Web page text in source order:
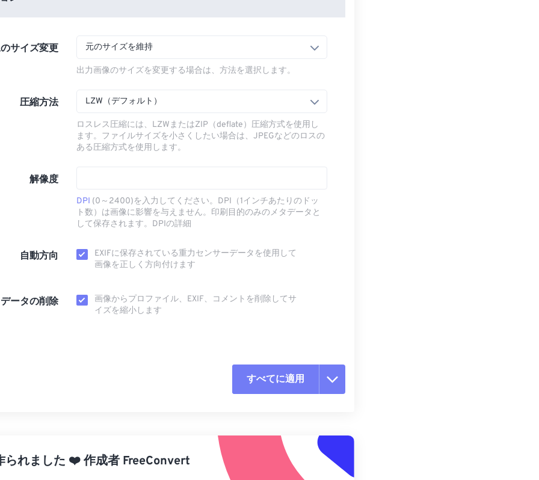
サイズ変更 元のサイズを維持
出力画像のサイズを変更する場合は、方法を選択します。
圧縮方法 LZW（デフォルト）
ロスレス圧縮には、LZWまたはZIP（deflate）圧縮方式を使用し
ます。ファイルサイズを小さくしたい場合は、JPEGなどのロスの
ある圧縮方式を使用します。
解像度
DPI (0～2400)を入力してください。DPI（1インチあたりのドッ
ト数）は画像に影響を与えません。印刷目的のみのメタデータと
して保存されます。DPIの詳細
自動方向
EXIFに保存されている重力センサーデータを使用して
画像を正しく方向付けます
ータの削除
画像からプロファイル、EXIF、コメントを削除してサ
イズを縮小します
すべてに適用
プリセットから適用
プリセットとして保存
られました ❤️作成者 FreeConvert